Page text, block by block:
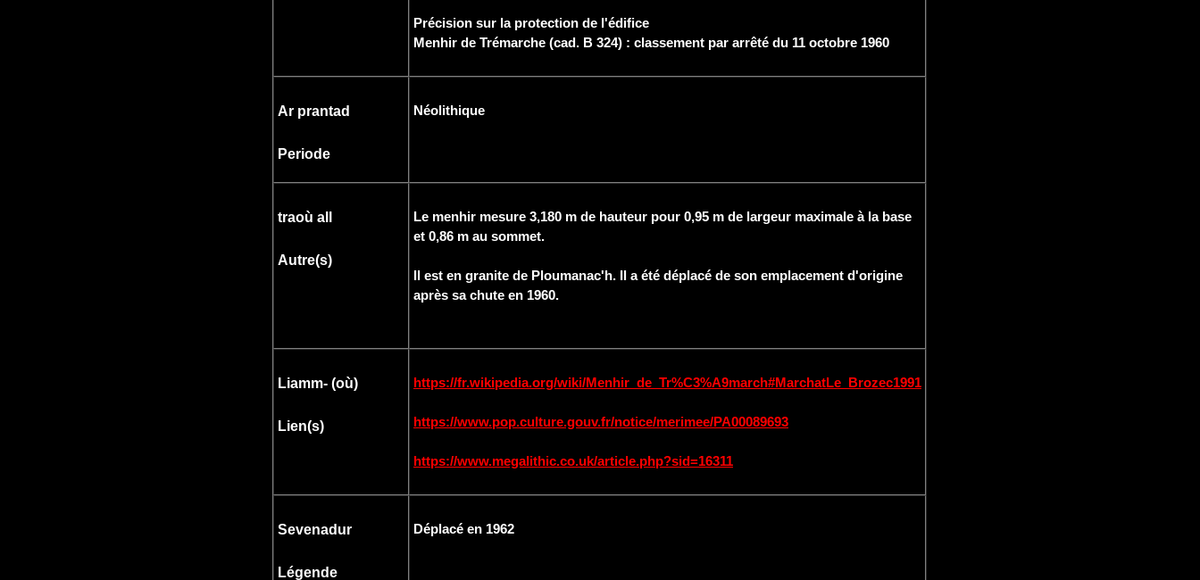
Précision sur la protection de l'édifice
Menhir de Trémarche (cad. B 324) : classement par arrêté du 11 octobre 1960
Ar prantad
Periode
Néolithique
traoù all
Autre(s)
Le menhir mesure 3,180 m de hauteur pour 0,95 m de largeur maximale à la base
et 0,86 m au sommet.
Il est en granite de Ploumanac'h. Il a été déplacé de son emplacement d'origine
après sa chute en 1960.
Liamm- (où)
Lien(s)
https://fr.wikipedia.org/wiki/Menhir_de_Tr%C3%A9march#MarchatLe_Brozec1991
https://www.pop.culture.gouv.fr/notice/merimee/PA00089693
https://www.megalithic.co.uk/article.php?sid=16311
Sevenadur
Légende
Déplacé en 1962